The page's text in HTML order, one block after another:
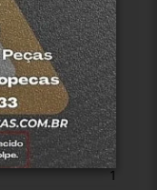
Peugeot
1
Carro/Caminhonete
Traseiro
Direito
Original
1